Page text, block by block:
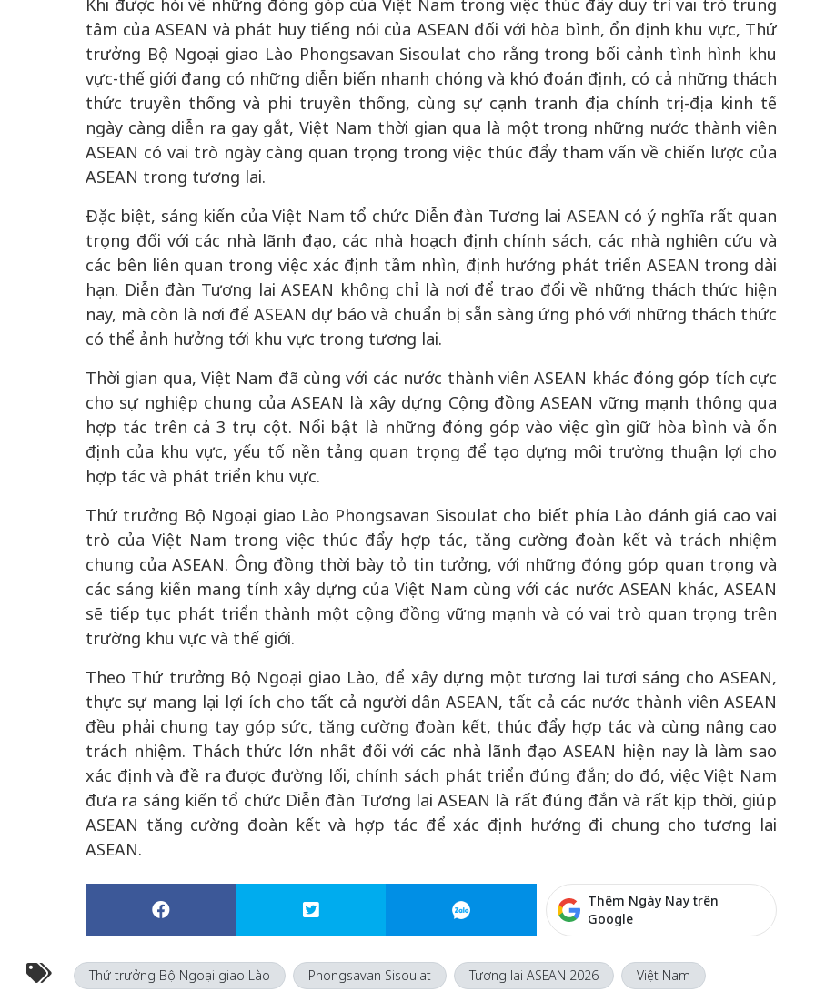
Khi được hỏi về những đóng góp của Việt Nam trong việc thúc đẩy duy trì vai trò trung
tâm của ASEAN và phát huy tiếng nói của ASEAN đối với hòa bình, ổn định khu vực, Thứ
trưởng Bộ Ngoại giao Lào Phongsavan Sisoulat cho rằng trong bối cảnh tình hình khu
vực-thế giới đang có những diễn biến nhanh chóng và khó đoán định, có cả những thách
thức truyền thống và phi truyền thống, cùng sự cạnh tranh địa chính trị-địa kinh tế
ngày càng diễn ra gay gắt, Việt Nam thời gian qua là một trong những nước thành viên
ASEAN có vai trò ngày càng quan trọng trong việc thúc đẩy tham vấn về chiến lược của
ASEAN trong tương lai.
Đặc biệt, sáng kiến của Việt Nam tổ chức Diễn đàn Tương lai ASEAN có ý nghĩa rất quan
trọng đối với các nhà lãnh đạo, các nhà hoạch định chính sách, các nhà nghiên cứu và
các bên liên quan trong việc xác định tầm nhìn, định hướng phát triển ASEAN trong dài
hạn. Diễn đàn Tương lai ASEAN không chỉ là nơi để trao đổi về những thách thức hiện
nay, mà còn là nơi để ASEAN dự báo và chuẩn bị sẵn sàng ứng phó với những thách thức
có thể ảnh hưởng tới khu vực trong tương lai.
Thời gian qua, Việt Nam đã cùng với các nước thành viên ASEAN khác đóng góp tích cực
cho sự nghiệp chung của ASEAN là xây dựng Cộng đồng ASEAN vững mạnh thông qua
hợp tác trên cả 3 trụ cột. Nổi bật là những đóng góp vào việc gìn giữ hòa bình và ổn
định của khu vực, yếu tố nền tảng quan trọng để tạo dựng môi trường thuận lợi cho
hợp tác và phát triển khu vực.
Thứ trưởng Bộ Ngoại giao Lào Phongsavan Sisoulat cho biết phía Lào đánh giá cao vai
trò của Việt Nam trong việc thúc đẩy hợp tác, tăng cường đoàn kết và trách nhiệm
chung của ASEAN. Ông đồng thời bày tỏ tin tưởng, với những đóng góp quan trọng và
các sáng kiến mang tính xây dựng của Việt Nam cùng với các nước ASEAN khác, ASEAN
sẽ tiếp tục phát triển thành một cộng đồng vững mạnh và có vai trò quan trọng trên
trường khu vực và thế giới.
Theo Thứ trưởng Bộ Ngoại giao Lào, để xây dựng một tương lai tươi sáng cho ASEAN,
thực sự mang lại lợi ích cho tất cả người dân ASEAN, tất cả các nước thành viên ASEAN
đều phải chung tay góp sức, tăng cường đoàn kết, thúc đẩy hợp tác và cùng nâng cao
trách nhiệm. Thách thức lớn nhất đối với các nhà lãnh đạo ASEAN hiện nay là làm sao
xác định và đề ra được đường lối, chính sách phát triển đúng đắn; do đó, việc Việt Nam
đưa ra sáng kiến tổ chức Diễn đàn Tương lai ASEAN là rất đúng đắn và rất kịp thời, giúp
ASEAN tăng cường đoàn kết và hợp tác để xác định hướng đi chung cho tương lai
ASEAN.
Thêm Ngày Nay trên
Google
Thứ trưởng Bộ Ngoại giao Lào Phongsavan Sisoulat Tương lai ASEAN 2026 Việt Nam